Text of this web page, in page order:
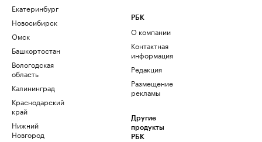
Екатеринбург
Новосибирск
Омск
Башкортостан
Вологодская
область
Калининград
Краснодарский
край
Нижний
Новгород
РБК
О компании
Контактная
информация
Редакция
Размещение
рекламы
Другие
продукты
РБК